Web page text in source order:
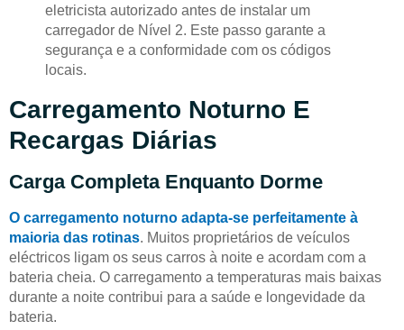
eletricista autorizado antes de instalar um
carregador de Nível 2. Este passo garante a
segurança e a conformidade com os códigos
locais.
Carregamento Noturno E
Recargas Diárias
Carga Completa Enquanto Dorme
O carregamento noturno adapta-se perfeitamente à
maioria das rotinas. Muitos proprietários de veículos
eléctricos ligam os seus carros à noite e acordam com a
bateria cheia. O carregamento a temperaturas mais baixas
durante a noite contribui para a saúde e longevidade da
bateria.